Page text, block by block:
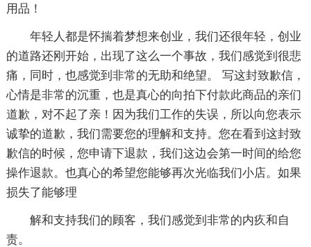
用品！
年轻人都是怀揣着梦想来创业，我们还很年轻，创业
的道路还刚开始，出现了这么一个事故，我们感觉到很悲
痛，同时，也感觉到非常的无助和绝望。 写这封致歉信，
心情是非常的沉重，也是真心的向拍下付款此商品的亲们
道歉，对不起了亲！因为我们工作的失误，所以向您表示
诚挚的道歉，我们需要您的理解和支持。您在看到这封致
歉信的时候，您申请下退款，我们这边会第一时间的给您
操作退款。也真心的希望您能够再次光临我们小店。如果
损失了能够理
解和支持我们的顾客，我们感觉到非常的内疚和自
责。